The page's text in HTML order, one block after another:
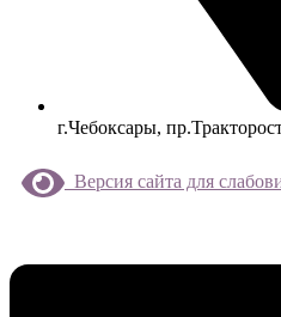
г.Чебоксары,
Версия сайта для